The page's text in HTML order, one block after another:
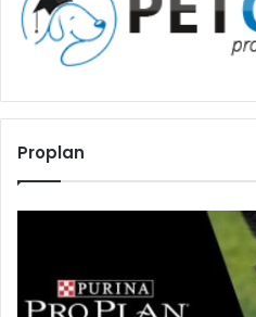
Proplan